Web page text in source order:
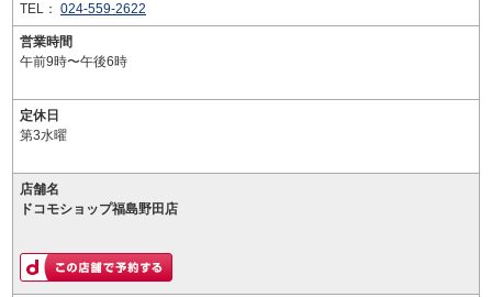
TEL： 024-559-2622
営業時間
午前9時〜午後6時
定休日
第3水曜
店舗名
ドコモショップ福島野田店